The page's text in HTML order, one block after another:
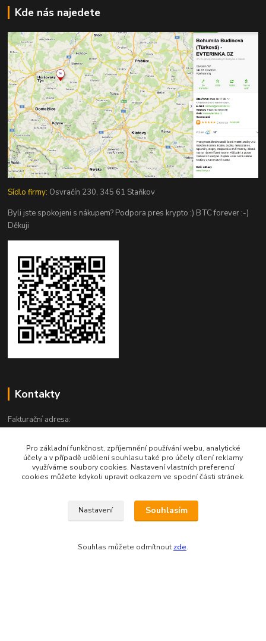
Kde nás najedete
Sídlo firmy: Osvračín 230, 345 61 Staňkov
Byli jste spokojeni s nákupem? Podpora pres krypto :) BTC forever :-)
Děkuji
Kontakty
Fakturační adresa:
Osvračín č. p. 230, 345 61 Staňkov
IČO: 03681572, neplátce DPH
Bankovní spojení: 2800720013/2010
Odesíláme přes:
Pro základní funkčnost, zpříjemnění používání webu, analytické
účely a v případě udělení souhlasu také pro účely cílení reklamy
využíváme soubory cookies. Nastavení vlastních preferencí
cookies můžete kdykoli upravit odkazem ve spodní části stránek.
Nastavení Souhlasím
Souhlas můžete odmítnout zde.